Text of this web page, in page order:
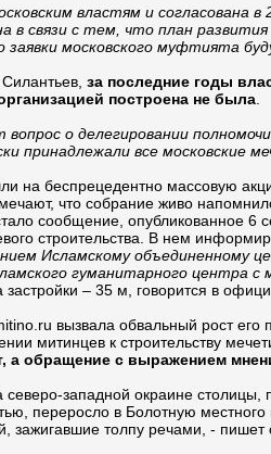
властям и согласована
в связи с тем, что план
московского муфтията
за последние годы
построена не была
о делегировании
принадлежали все московские
на беспрецедентно массовую
что собрание живо
сообщение, опубликованное 6
строительства. В нем
Исламскому объединенному
гуманитарного центра
застройки – 35 м, говорится в
вызвала обвальный рост
митинцев к строительству
а обращение с выражением
западной окраине
переросло в Болотную
зажигавшие толпу речами, - пишет